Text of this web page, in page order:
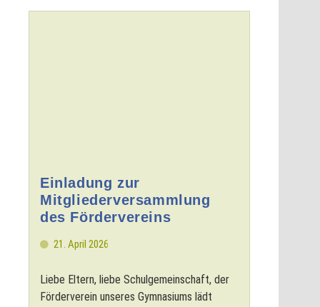
Einladung zur
Mitgliederversammlung
des Fördervereins
21. April 2026
Liebe Eltern, liebe Schulgemeinschaft, der
Förderverein unseres Gymnasiums lädt